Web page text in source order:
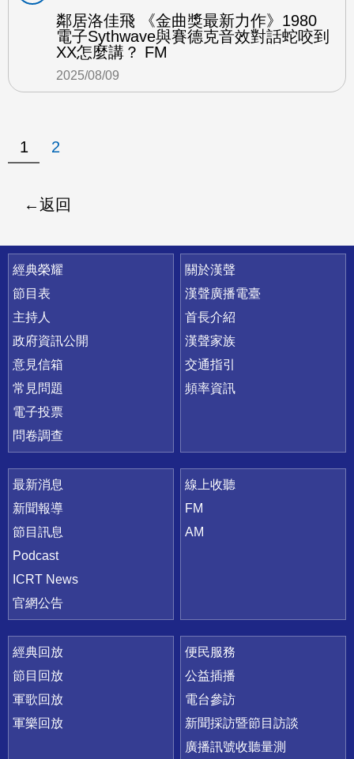
鄰居洛佳飛 《金曲獎最新力作》1980
電子Sythwave與賽德克音效對話蛇咬到
XX怎麼講？ FM
2025/08/09
1 2
返回
快速連結
經典榮耀
節目表
主持人
政府資訊公開
意見信箱
常見問題
電子投票
問卷調查
關於漢聲
漢聲廣播電臺
首長介紹
漢聲家族
交通指引
頻率資訊
最新消息
新聞報導
節目訊息
Podcast
ICRT News
官網公告
線上收聽
FM
AM
經典回放
節目回放
軍歌回放
軍樂回放
便民服務
公益插播
電台參訪
新聞採訪暨節目訪談
廣播訊號收聽量測